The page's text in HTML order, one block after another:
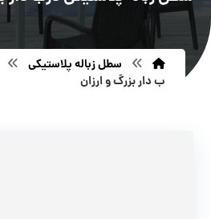
سطل زباله پلاستیکی
ب دار بزرگ و ارزان